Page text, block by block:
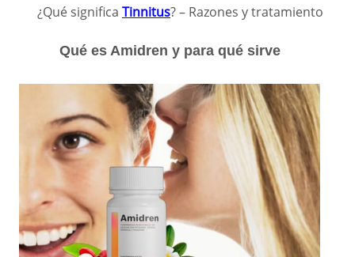
¿Qué significa Tinnitus? – Razones y tratamiento
Qué es Amidren y para qué sirve